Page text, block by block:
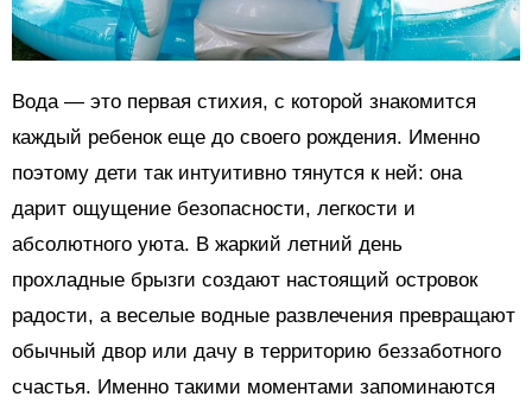
Вода — это первая стихия, с которой знакомится
каждый ребенок еще до своего рождения. Именно
поэтому дети так интуитивно тянутся к ней: она
дарит ощущение безопасности, легкости и
абсолютного уюта. В жаркий летний день
прохладные брызги создают настоящий островок
радости, а веселые водные развлечения превращают
обычный двор или дачу в территорию беззаботного
счастья. Именно такими моментами запоминаются